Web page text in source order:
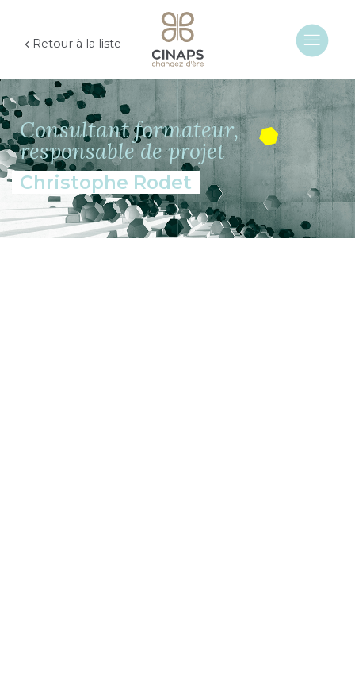
Retour à la liste
Consultant formateur,
responsable de projet
Christophe Rodet